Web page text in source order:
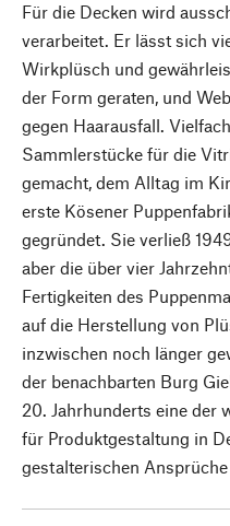
Für die Decken wird
verarbeitet. Er lässt sich
Wirkplüsch und
der Form geraten, und
gegen Haarausfall.
Sammlerstücke für die
gemacht, dem Alltag im
erste Kösener
gegründet. Sie verließ
aber die über vier
Fertigkeiten des
auf die Herstellung von
inzwischen noch länger
der benachbarten Burg
20. Jahrhunderts eine der
für Produktgestaltung in
gestalterischen